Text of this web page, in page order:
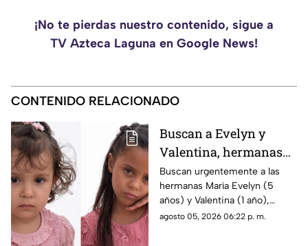
¡No te pierdas nuestro contenido, sigue a
TV Azteca Laguna en Google News!
CONTENIDO RELACIONADO
Buscan a Evelyn y
Valentina, hermanas
de 1 y 5 años
desaparecidas en
Torreón
Buscan urgentemente a las
hermanas María Evelyn (5
años) y Valentina (1 año),
desaparecidas en Torreón
agosto 05, 2026 06:22 p. m.